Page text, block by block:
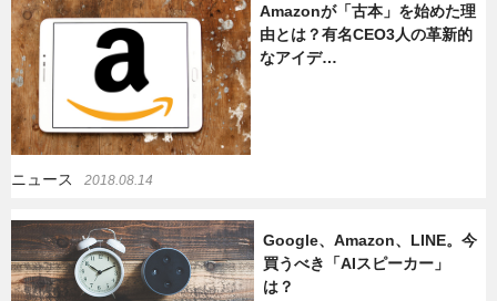
Amazonが「古本」を始めた理
由とは？有名CEO3人の革新的
なアイデ…
ニュース 2018.08.14
Google、Amazon、LINE。今
買うべき「AIスピーカー」
は？